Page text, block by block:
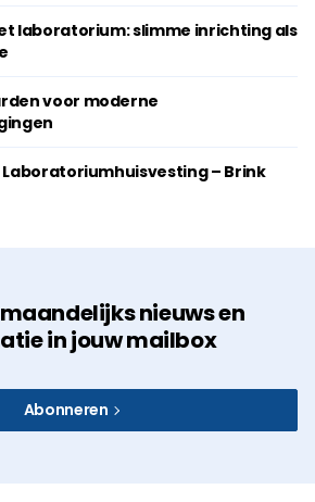
laboratorium: slimme inrichting als
voor moderne
– Brink
nieuws en
in jouw mailbox
Abonneren